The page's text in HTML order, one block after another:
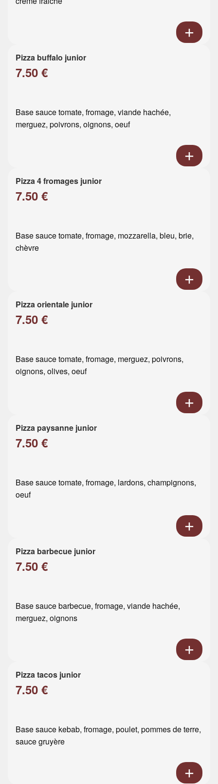
Pizza buffalo junior
7.50 €
Base sauce tomate, fromage, viande hachée,
merguez, poivrons, oignons, oeuf
Pizza 4 fromages junior
7.50 €
Base sauce tomate, fromage, mozzarella, bleu, brie,
chèvre
Pizza orientale junior
7.50 €
Base sauce tomate, fromage, merguez, poivrons,
oignons, olives, oeuf
Pizza paysanne junior
7.50 €
Base sauce tomate, fromage, lardons, champignons,
oeuf
Pizza barbecue junior
7.50 €
Base sauce barbecue, fromage, viande hachée,
merguez, oignons
Pizza tacos junior
7.50 €
Base sauce kebab, fromage, poulet, pommes de terre,
sauce gruyère